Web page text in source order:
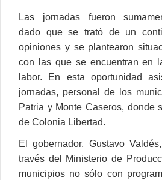
Las jornadas fueron
dado que se trató de un
opiniones y se plantearon
con las que se encuentran en
labor. En esta oportunidad
jornadas, personal de los
Patria y Monte Caseros, donde
de Colonia Libertad.
El gobernador, Gustavo
través del Ministerio de
municipios no sólo con